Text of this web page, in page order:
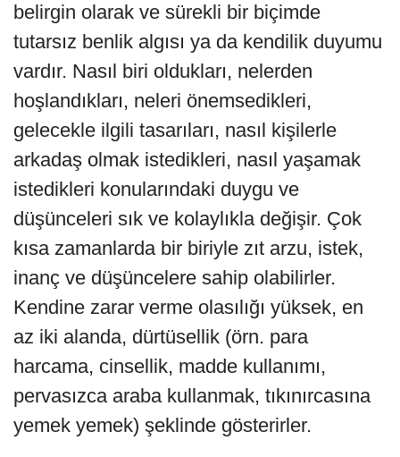
belirgin olarak ve sürekli bir biçimde
tutarsız benlik algısı ya da ken­dilik duyumu
vardır. Nasıl biri oldukları, nelerden
hoşlandıkları, neleri önemsedikleri,
gelecekle ilgili tasarıları, nasıl kişilerle
arkadaş olmak istedikleri, nasıl yaşamak
istedikleri konularındaki duygu ve
düşünceleri sık ve kolaylıkla değişir. Çok
kısa zamanlarda bir biriyle zıt arzu, istek,
inanç ve düşüncelere sahip olabilirler.
Kendine zarar verme olasılığı yüksek, en
az iki alan­da, dürtüsellik (örn. para
harcama, cinsellik, madde kullanımı,
pervasızca araba kullanmak, tıkınırcasına
yemek yemek) şeklinde gösterirler.